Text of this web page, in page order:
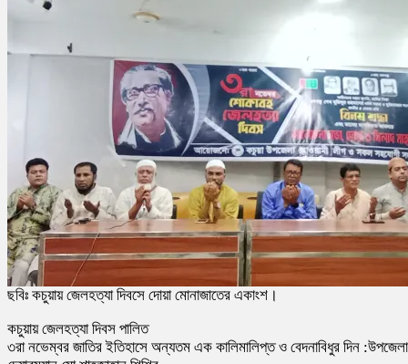
ছবিঃ কচুয়ায় জেলহত্যা দিবসে দোয়া মোনাজাতের একাংশ।
কচুয়ায় জেলহত্যা দিবস পালিত
৩রা নভেম্বর জাতির ইতিহাসে অন্যতম এক কালিমালিপ্ত ও বেদনাবিধুর দিন :উপজেলা